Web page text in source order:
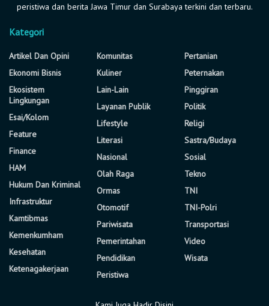
peristiwa dan berita Jawa Timur dan Surabaya terkini dan terbaru.
Kategori
Artikel Dan Opini
Ekonomi Bisnis
Ekosistem
Lingkungan
Esai/Kolom
Feature
Finance
HAM
Hukum Dan Kriminal
Infrastruktur
Kamtibmas
Kemenkumham
Kesehatan
Ketenagakerjaan
Komunitas
Kuliner
Lain-Lain
Layanan Publik
Lifestyle
Literasi
Nasional
Olah Raga
Ormas
Otomotif
Pariwisata
Pemerintahan
Pendidikan
Peristiwa
Pertanian
Peternakan
Pinggiran
Politik
Religi
Sastra/Budaya
Sosial
Tekno
TNI
TNI-Polri
Transportasi
Video
Wisata